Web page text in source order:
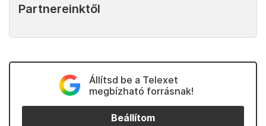
Partnereinktől
Állítsd be a Telexet
megbízható forrásnak!
Beállítom